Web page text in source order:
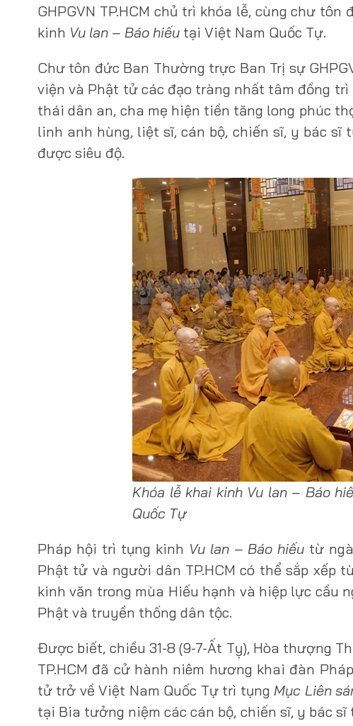
GHPGVN TP.HCM chủ trì khóa lễ, cùng chư
kinh Vu lan – Báo hiếu tại Việt Nam Quốc Tự.
Chư tôn đức Ban Thường trực Ban Trị sự
viện và Phật tử các đạo tràng nhất tâm đồng trì
thái dân an, cha mẹ hiện tiền tăng long phúc
linh anh hùng, liệt sĩ, cán bộ, chiến sĩ, y bác sĩ
được siêu độ.
Khóa lễ khai kinh Vu lan – Báo
Quốc Tự
Pháp hội trì tụng kinh Vu lan – Báo hiếu từ
Phật tử và người dân TP.HCM có thể sắp xếp
kinh văn trong mùa Hiếu hạnh và hiệp lực cầu
Phật và truyền thống dân tộc.
Được biết, chiều 31-8 (9-7-Ất Tỵ), Hòa thượng
TP.HCM đã cử hành niêm hương khai đàn
tử trở về Việt Nam Quốc Tự trì tụngMục Liên
tại Bia tưởng niệm các cán bộ, chiến sĩ, y bác